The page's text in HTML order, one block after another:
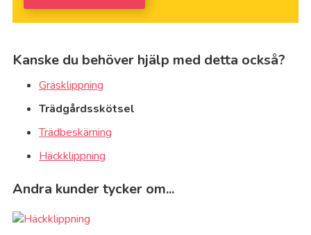
Kanske du behöver hjälp med detta också?
Gräsklippning
Trädgårdsskötsel
Trädbeskärning
Häckklippning
Andra kunder tycker om...